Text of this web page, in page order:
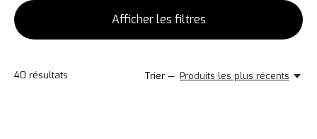
Afficher les filtres
40 résultats Trier — Produits les plus récents